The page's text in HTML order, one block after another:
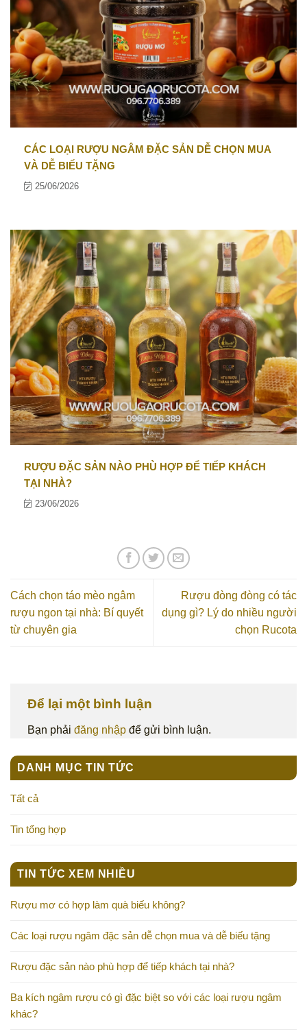
CÁC LOẠI RƯỢU NGÂM ĐẶC SẢN DỄ CHỌN MUA
VÀ DỄ BIẾU TẶNG
25/06/2026
RƯỢU ĐẶC SẢN NÀO PHÙ HỢP ĐỂ TIẾP KHÁCH
TẠI NHÀ?
23/06/2026
Cách chọn táo mèo ngâm
rượu ngon tại nhà: Bí quyết
từ chuyên gia
Rượu đòng đòng có tác
dụng gì? Lý do nhiều người
chọn Rucota
Để lại một bình luận
Bạn phải đăng nhập để gửi bình luận.
DANH MỤC TIN TỨC
Tất cả
Tin tổng hợp
TIN TỨC XEM NHIỀU
Rượu mơ có hợp làm quà biếu không?
Các loại rượu ngâm đặc sản dễ chọn mua và dễ biếu tặng
Rượu đặc sản nào phù hợp để tiếp khách tại nhà?
Ba kích ngâm rượu có gì đặc biệt so với các loại rượu ngâm
khác?